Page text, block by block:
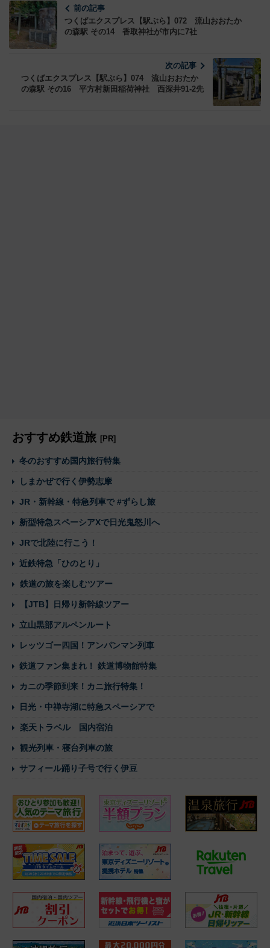
前の記事
つくばエクスプレス【駅ぶら】072 流山おおたか
の森駅 その14 香取神社が市内に7社
次の記事
つくばエクスプレス【駅ぶら】074 流山おおたか
の森駅 その16 平方村新田稲荷神社 西深井91-2先
おすすめ鉄道旅 [PR]
冬のおすすめ国内旅行特集
しまかぜで行く伊勢志摩
JR・新幹線・特急列車で #ずらし旅
新型特急スペーシアXで日光鬼怒川へ
JRで北陸に行こう！
近鉄特急「ひのとり」
鉄道の旅を楽しむツアー
【JTB】日帰り新幹線ツアー
立山黒部アルペンルート
レッツゴー四国！アンパンマン列車
鉄道ファン集まれ！ 鉄道博物館特集
カニの季節到来！カニ旅行特集！
日光・中禅寺湖に特急スペーシアで
楽天トラベル 国内宿泊
観光列車・寝台列車の旅
サフィール踊り子号で行く伊豆